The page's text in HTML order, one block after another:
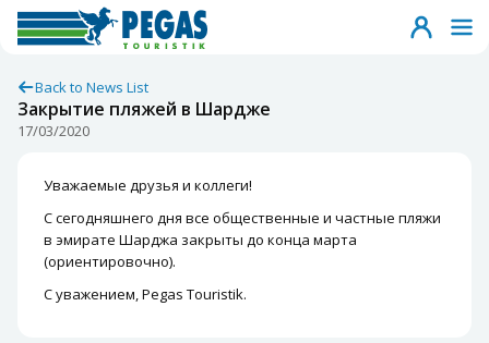
Back to News List
Закрытие пляжей в Шардже
17/03/2020
Уважаемые друзья и коллеги!
С сегодняшнего дня все общественные и частные пляжи
в эмирате Шарджа закрыты до конца марта
(ориентировочно).
С уважением, Pegas Touristik.